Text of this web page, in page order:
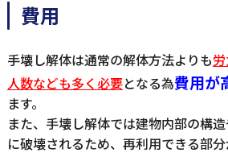
費用
手壊し解体は通常の解体方法よりも
人数なども多く必要となる為費用が
ます。
また、手壊し解体では建物内部の構
に破壊されるため、再利用できる部